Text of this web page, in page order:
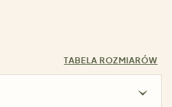
TABELA ROZMIARÓW